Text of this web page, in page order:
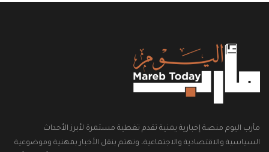
مأرب اليوم منصة إخبارية يمنية تقدم تغطية مستمرة لأبرز الأحداث
السياسية والاقتصادية والاجتماعية، وتهتم بنقل الأخبار بمهنية وموضوعية